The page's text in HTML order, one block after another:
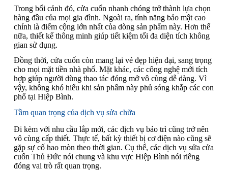
Trong bối cảnh đó, cửa cuốn nhanh chóng trở thành lựa chọn
hàng đầu của mọi gia đình. Ngoài ra, tính năng bảo mật cao
chính là điểm cộng lớn nhất của dòng sản phẩm này. Hơn thế
nữa, thiết kế thông minh giúp tiết kiệm tối đa diện tích không
gian sử dụng.
Đồng thời, cửa cuốn còn mang lại vẻ đẹp hiện đại, sang trọng
cho mọi mặt tiền nhà phố. Mặt khác, các công nghệ mới tích
hợp giúp người dùng thao tác đóng mở vô cùng dễ dàng. Vì
vậy, không khó hiểu khi sản phẩm này phủ sóng khắp các con
phố tại Hiệp Bình.
Tầm quan trọng của dịch vụ sửa chữa
Đi kèm với nhu cầu lắp mới, các dịch vụ bảo trì cũng trở nên
vô cùng cấp thiết. Thực tế, bất kỳ thiết bị cơ điện nào cũng sẽ
gặp sự cố hao mòn theo thời gian. Cụ thể, các dịch vụ sửa cửa
cuốn Thủ Đức nói chung và khu vực Hiệp Bình nói riêng
đóng vai trò rất quan trọng.